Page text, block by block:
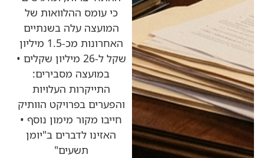
כי עומס ההלוואות של
המועצה עלה בשנתיים
האחרונות מכ-1.5 מיליון
שקל ל-26 מיליון שקלים •
במועצה מסבירים:
התייקרות העלויות
והפערים בפרויקט הוותיק
חייבו מקור מימון נוסף •
האזינו לדברים ב"יומן
תשעים"